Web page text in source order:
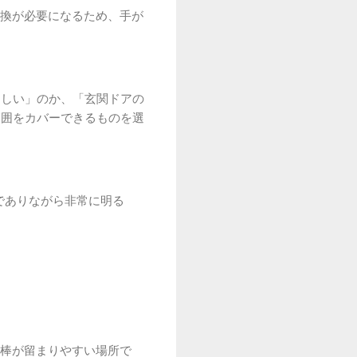
が必要になるため、手が
い」のか、「玄関ドアの
をカバーできるものを選
りながら非常に明る
が留まりやすい場所で